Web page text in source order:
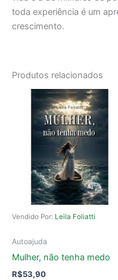
toda experiência é um
crescimento.
Produtos relacionados
Vendido Por: Leila Foliatti
Autoajuda
Mulher, não tenha medo
R$53,90